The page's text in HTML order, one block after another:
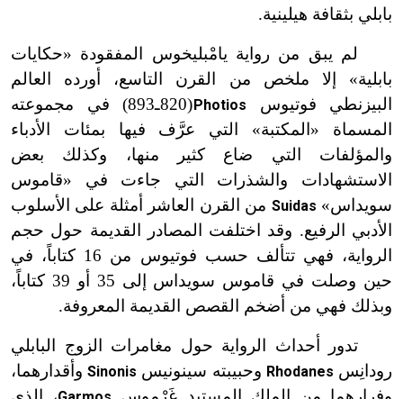
بابلي بثقافة هيلينية.
لم يبق من رواية يامْبليخوس المفقودة «حكايات
بابلية» إلا ملخص من القرن التاسع، أورده العالم
البيزنطي فوتيوس
Photios
(820ـ893) في مجموعته
المسماة «المكتبة» التي عرَّف فيها بمئات الأدباء
والمؤلفات التي ضاع كثير منها، وكذلك بعض
الاستشهادات والشذرات التي جاءت في «قاموس
سويداس» Suidas من القرن العاشر أمثلة على الأسلوب
الأدبي الرفيع. وقد اختلفت المصادر القديمة حول حجم
الرواية، فهي تتألف حسب فوتيوس من 16 كتاباً، في
حين وصلت في قاموس سويداس إلى 35 أو 39 كتاباً،
وبذلك فهي من أضخم القصص القديمة المعروفة.
تدور أحداث الرواية حول مغامرات الزوج البابلي
رودانِس Rhodanes وحبيبته سينونيس Sinonisوأقدارهما،